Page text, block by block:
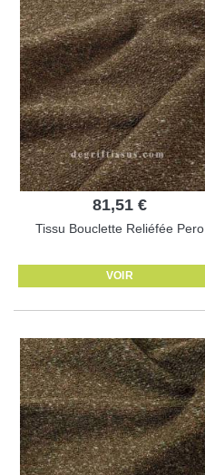
81,51 €
Tissu Bouclette Reliéfée Pero
VOIR